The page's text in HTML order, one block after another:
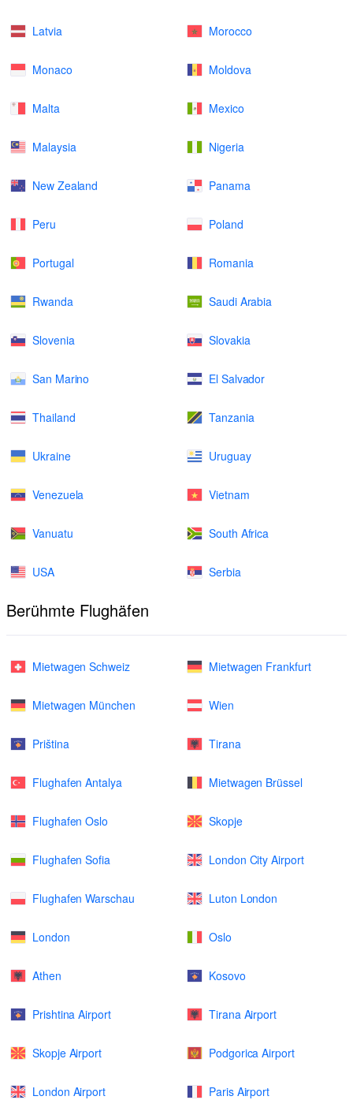
Latvia Morocco
Monaco Moldova
Malta Mexico
Malaysia Nigeria
New Zealand Panama
Peru Poland
Portugal Romania
Rwanda Saudi Arabia
Slovenia Slovakia
San Marino El Salvador
Thailand Tanzania
Ukraine Uruguay
Venezuela Vietnam
Vanuatu South Africa
USA Serbia
Berühmte Flughäfen
Mietwagen Schweiz Mietwagen Frankfurt
Mietwagen München Wien
Priština Tirana
Flughafen Antalya Mietwagen Brüssel
Flughafen Oslo Skopje
Flughafen Sofia London City Airport
Flughafen Warschau Luton London
London Oslo
Athen Kosovo
Prishtina Airport Tirana Airport
Skopje Airport Podgorica Airport
London Airport Paris Airport